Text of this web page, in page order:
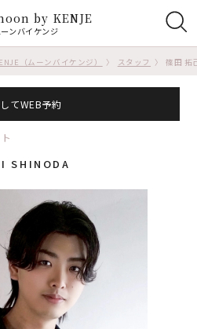
（ムーンバイケンジ） スタッフ 篠田 拓
by KENJE
ンバイケンジ
SHINODA
てWEB予約